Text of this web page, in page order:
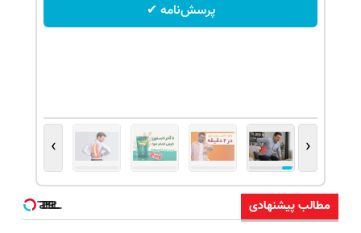
پرسش‌نامه ✔
‹
›
مطالب پیشنهادی